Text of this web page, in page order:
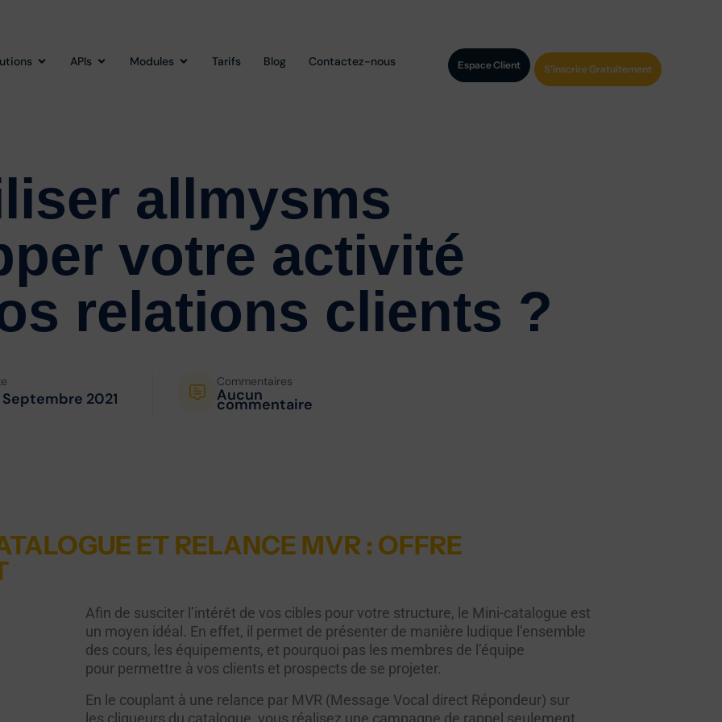
APIs Modules Tarifs Blog Contactez-nous Espace Client S'inscrire Gratuitement
allmysms
votre activité
relations clients ?
Septembre 2021
Commentaires
Aucun
commentaire
ET RELANCE MVR : OFFRE
Afin de susciter l’intérêt de vos cibles pour votre structure, le Mini-catalogue est
un moyen idéal. En effet, il permet de présenter de manière ludique l’ensemble
des cours, les équipements, et pourquoi pas les membres de l’équipe
pour permettre à vos clients et prospects de se projeter.
En le couplant à une relance par MVR (Message Vocal direct Répondeur) sur
les cliqueurs du catalogue, vous réalisez une campagne de rappel seulement